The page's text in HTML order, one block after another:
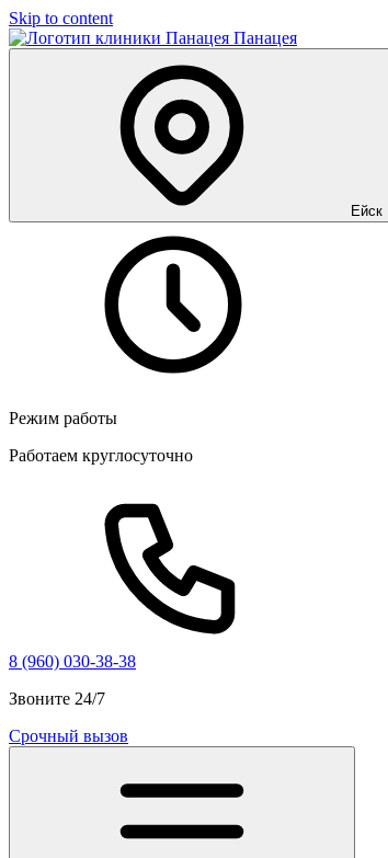
Skip to content
Панацея
Ейск
Режим работы
Работаем круглосуточно
8 (960) 030-38-38
Звоните 24/7
Срочный вызов